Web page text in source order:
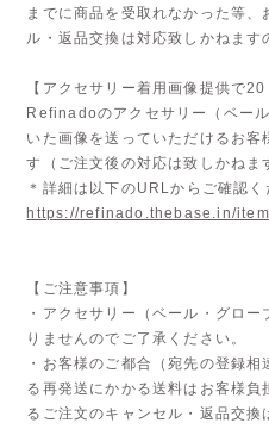
までに商品を受取れなかった等
ル・返品交換は対応致しかねます
【アクセサリー着用画像提供で20
Refinadoのアクセサリー（ベー
いた画像を送っていただけるお客
す（ご注文後の対応は致しかねま
＊詳細は以下のURLからご確認く
https://refinado.thebase.in/
【ご注意事項】
・アクセサリー（ベール・グロ
りませんのでご了承ください。
・お客様のご都合（宛先の登録
る再発送にかかる送料はお客様負
るご注文のキャンセル・返品交換